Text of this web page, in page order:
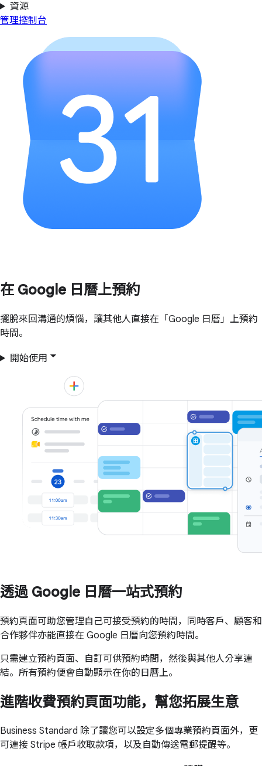
資源
管理控制台
在 Google 日曆上預約
擺脫來回溝通的煩惱，讓其他人直接在「Google 日曆」上預約
時間。
開始使用
透過 Google 日曆一站式預約
預約頁面可助您管理自己可接受預約的時間，同時客戶、顧客和
合作夥伴亦能直接在 Google 日曆向您預約時間。
只需建立預約頁面、自訂可供預約時間，然後與其他人分享連
結。所有預約便會自動顯示在你的日曆上。
進階收費預約頁面功能，幫您拓展生意
Business Standard 除了讓您可以設定多個專業預約頁面外，更
可連接 Stripe 帳戶收取款項，以及自動傳送電郵提醒等。